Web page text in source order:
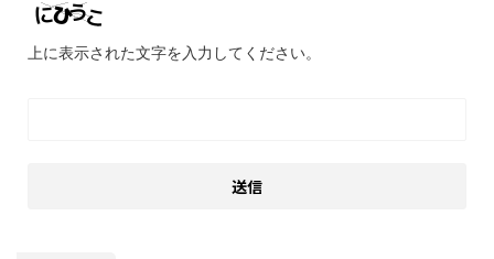
上に表示された文字を入力してください。